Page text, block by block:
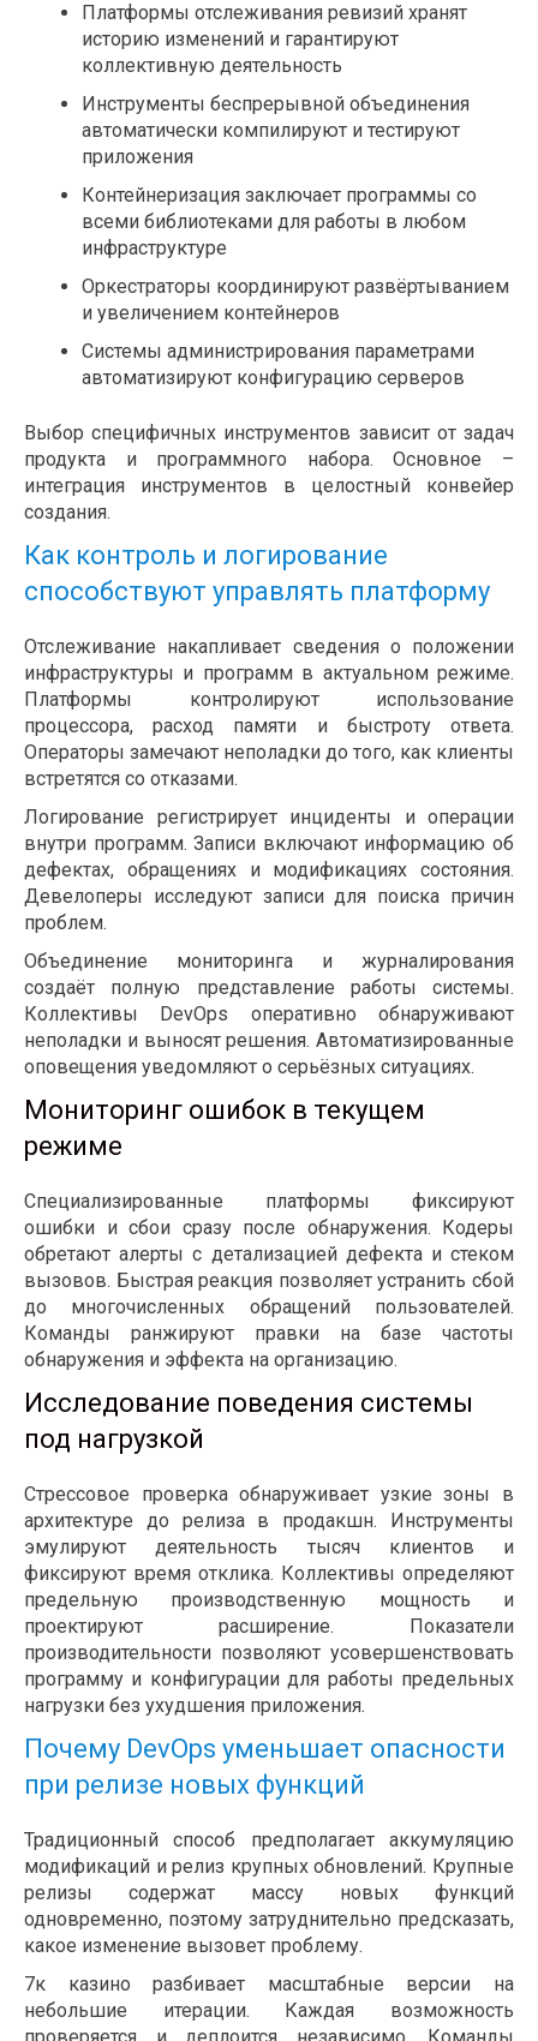
Платформы отслеживания ревизий хранят
историю изменений и гарантируют
коллективную деятельность
Инструменты беспрерывной объединения
автоматически компилируют и тестируют
приложения
Контейнеризация заключает программы со
всеми библиотеками для работы в любом
инфраструктуре
Оркестраторы координируют развёртыванием
и увеличением контейнеров
Системы администрирования параметрами
автоматизируют конфигурацию серверов
Выбор специфичных инструментов зависит от задач
продукта и программного набора. Основное –
интеграция инструментов в целостный конвейер
создания.
Как контроль и логирование
способствуют управлять платформу
Отслеживание накапливает сведения о положении
инфраструктуры и программ в актуальном режиме.
Платформы контролируют использование
процессора, расход памяти и быстроту ответа.
Операторы замечают неполадки до того, как клиенты
встретятся со отказами.
Логирование регистрирует инциденты и операции
внутри программ. Записи включают информацию об
дефектах, обращениях и модификациях состояния.
Девелоперы исследуют записи для поиска причин
проблем.
Объединение мониторинга и журналирования
создаёт полную представление работы системы.
Коллективы DevOps оперативно обнаруживают
неполадки и выносят решения. Автоматизированные
оповещения уведомляют о серьёзных ситуациях.
Мониторинг ошибок в текущем
режиме
Специализированные платформы фиксируют
ошибки и сбои сразу после обнаружения. Кодеры
обретают алерты с детализацией дефекта и стеком
вызовов. Быстрая реакция позволяет устранить сбой
до многочисленных обращений пользователей.
Команды ранжируют правки на базе частоты
обнаружения и эффекта на организацию.
Исследование поведения системы
под нагрузкой
Стрессовое проверка обнаруживает узкие зоны в
архитектуре до релиза в продакшн. Инструменты
эмулируют деятельность тысяч клиентов и
фиксируют время отклика. Коллективы определяют
предельную производственную мощность и
проектируют расширение. Показатели
производительности позволяют усовершенствовать
программу и конфигурации для работы предельных
нагрузки без ухудшения приложения.
Почему DevOps уменьшает опасности
при релизе новых функций
Традиционный способ предполагает аккумуляцию
модификаций и релиз крупных обновлений. Крупные
релизы содержат массу новых функций
одновременно, поэтому затруднительно предсказать,
какое изменение вызовет проблему.
7к казино разбивает масштабные версии на
небольшие итерации. Каждая возможность